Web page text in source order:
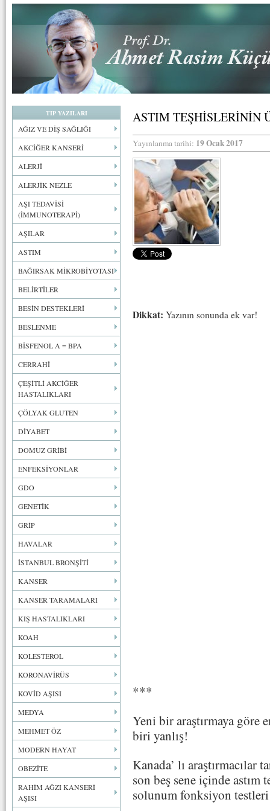
TIP YAZILARI
AĞIZ VE DİŞ SAĞLIĞI
AKCİĞER KANSERİ
ALERJİ
ALERJİK NEZLE
AŞI TEDAVİSİ
(İMMUNOTERAPİ)
AŞILAR
ASTIM
BAĞIRSAK MİKROBİYOTASI
BELİRTİLER
BESİN DESTEKLERİ
BESLENME
BİSFENOL A = BPA
CERRAHİ
ÇEŞİTLİ AKCİĞER
HASTALIKLARI
ÇÖLYAK GLUTEN
DİYABET
DOMUZ GRİBİ
ENFEKSİYONLAR
GDO
GENETİK
GRİP
HAVALAR
İSTANBUL BRONŞİTİ
KANSER
KANSER TARAMALARI
KIŞ HASTALIKLARI
KOAH
KOLESTEROL
KORONAVİRÜS
KOVİD AŞISI
MEDYA
MEHMET ÖZ
MODERN HAYAT
OBEZİTE
RAHİM AĞZI KANSERİ
AŞISI
ASTIM TEŞHİSLERİNİN
Yayınlanma tarihi: 19 Ocak 2017
Dikkat: Yazının sonunda ek var!
***
Yeni bir araştırmaya göre
biri yanlış!
Kanada’ lı araştırmacılar
son beş sene içinde astım
solunum fonksiyon